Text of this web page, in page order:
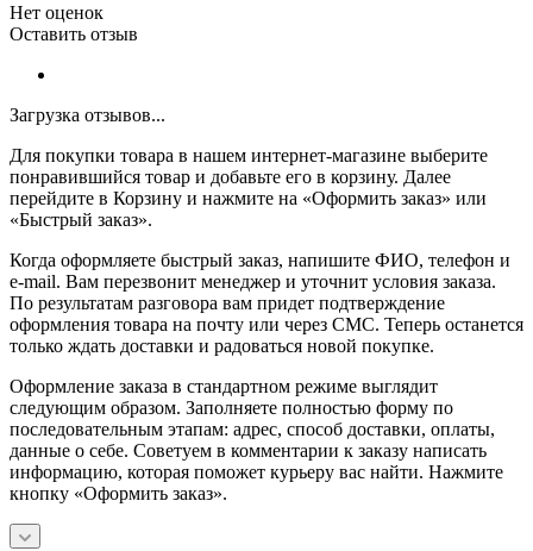
Нет оценок
Оставить отзыв
Загрузка отзывов...
Для покупки товара в нашем интернет-магазине выберите
понравившийся товар и добавьте его в корзину. Далее
перейдите в Корзину и нажмите на «Оформить заказ» или
«Быстрый заказ».
Когда оформляете быстрый заказ, напишите ФИО, телефон и
e-mail. Вам перезвонит менеджер и уточнит условия заказа.
По результатам разговора вам придет подтверждение
оформления товара на почту или через СМС. Теперь останется
только ждать доставки и радоваться новой покупке.
Оформление заказа в стандартном режиме выглядит
следующим образом. Заполняете полностью форму по
последовательным этапам: адрес, способ доставки, оплаты,
данные о себе. Советуем в комментарии к заказу написать
информацию, которая поможет курьеру вас найти. Нажмите
кнопку «Оформить заказ».